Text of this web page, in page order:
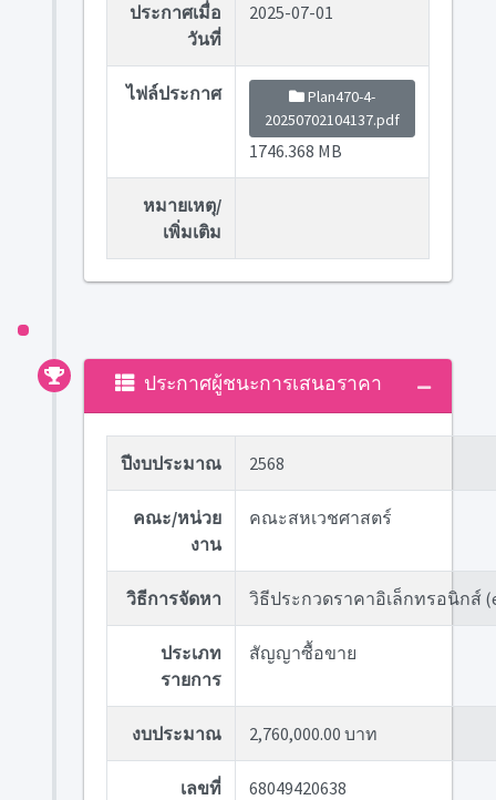
ประกาศเมื่อ
วันที่
2025-07-01
ไฟล์ประกาศ
Plan470-4-
20250702104137.pdf
1746.368 MB
หมายเหตุ/
เพิ่มเติม
ประกาศผู้ชนะการเสนอราคา
ปีงบประมาณ 2568
คณะ/หน่วย
งาน
คณะสหเวชศาสตร์
วิธีการจัดหา วิธีประกวดราคาอิเล็กทรอนิกส์
ประเภท
รายการ
สัญญาซื้อขาย
งบประมาณ 2,760,000.00 บาท
เลขที่
68049420638